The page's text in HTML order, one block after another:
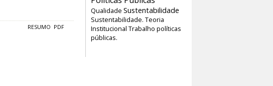
Qualidade Sustentabilidade
Sustentabilidade. Teoria
Institucional Trabalho políticas
públicas.
RESUMO PDF